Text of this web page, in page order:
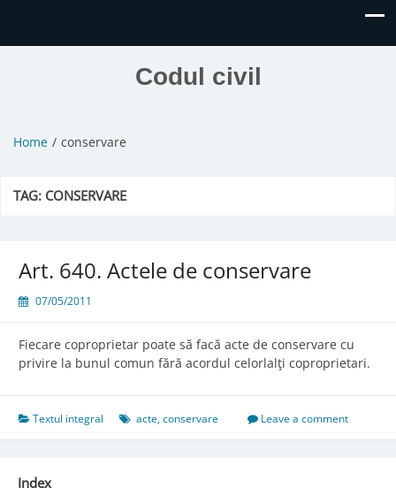
Codul civil
Home conservare
TAG: CONSERVARE
Art. 640. Actele de conservare
07/05/2011
Fiecare coproprietar poate să facă acte de conservare cu
privire la bunul comun fără acordul celorlalţi coproprietari.
Textul integral acte,conservare Leave a comment
Index